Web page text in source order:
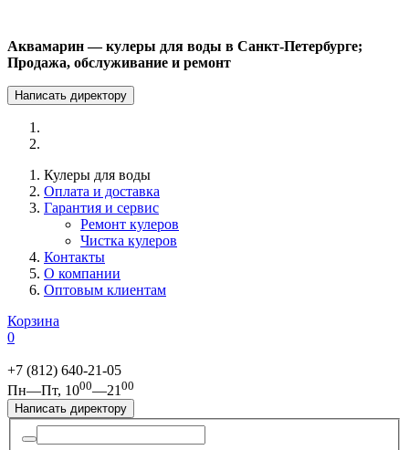
Аквамарин — кулеры для воды в Санкт-Петербурге;
Продажа, обслуживание и ремонт
Написать директору
Кулеры для воды
Оплата и доставка
Гарантия и сервис
Ремонт кулеров
Чистка кулеров
Контакты
О компании
Оптовым клиентам
Корзина
0
+7 (812) 640-21-05
Пн—Пт, 1000—21 00
Написать директору